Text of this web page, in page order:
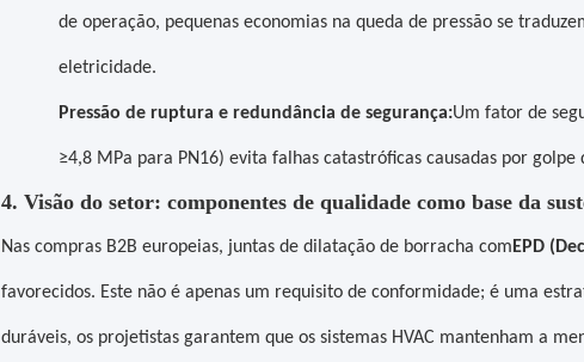
de operação, pequenas economias na queda de pressão se
eletricidade.
Pressão de ruptura e redundância de segurança:Um fator de
≥4,8 MPa para PN16) evita falhas catastróficas causadas por
4. Visão do setor: componentes de qualidade como base da
Nas compras B2B europeias, juntas de dilatação de borracha com EPD
favorecidos. Este não é apenas um requisito de conformidade; é uma
duráveis, os projetistas garantem que os sistemas HVAC mantenham a